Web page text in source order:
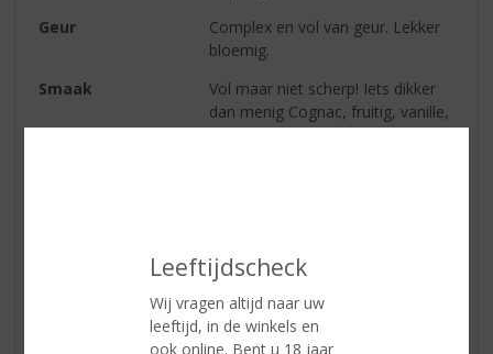
Leeftijdscheck
Wij vragen altijd naar uw
leeftijd, in de winkels en
ook online. Bent u 18 jaar
Geur
Complex en vol van geur. Lekker
bloemig.
Smaak
Vol maar niet scherp! Iets dikker
dan menig Cognac, fruitig, vanille,
sinaasappel.
Reviews
Schrijf een review
Er zijn nog geen reviews geplaatst voor dit product